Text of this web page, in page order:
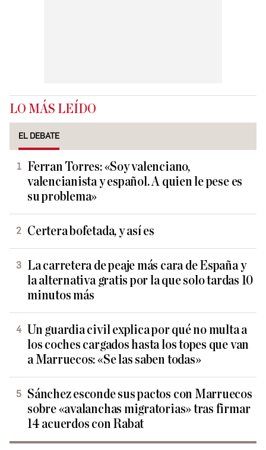
LO MÁS LEÍDO
EL DEBATE
Ferran Torres: «Soy valenciano,
valencianista y español. A quien le pese es
su problema»
Certera bofetada, y así es
La carretera de peaje más cara de España y
la alternativa gratis por la que solo tardas 10
minutos más
Un guardia civil explica por qué no multa a
los coches cargados hasta los topes que van
a Marruecos: «Se las saben todas»
Sánchez esconde sus pactos con Marruecos
sobre «avalanchas migratorias» tras firmar
14 acuerdos con Rabat